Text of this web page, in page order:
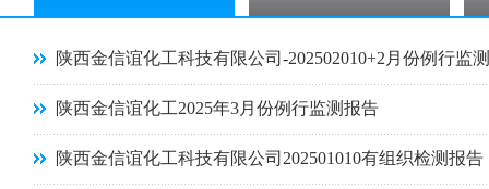
陕西金信谊化工科技有限公司-202502010+2月份例行监
陕西金信谊化工2025年3月份例行监测报告
陕西金信谊化工科技有限公司202501010有组织检测报告